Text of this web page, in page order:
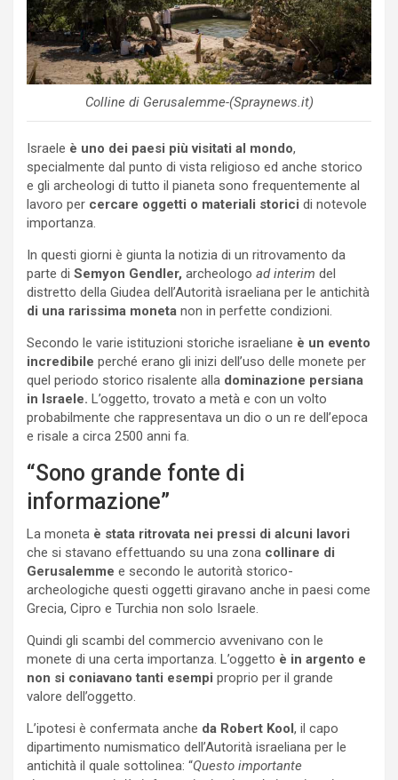
Colline di Gerusalemme-(Spraynews.it)
Israele è uno dei paesi più visitati al mondo,
specialmente dal punto di vista religioso ed anche storico
e gli archeologi di tutto il pianeta sono frequentemente al
lavoro per cercare oggetti o materiali storici di notevole
importanza.
In questi giorni è giunta la notizia di un ritrovamento da
parte di Semyon Gendler, archeologo ad interim del
distretto della Giudea dell’Autorità israeliana per le antichità
di una rarissima moneta non in perfette condizioni.
Secondo le varie istituzioni storiche israeliane è un evento
incredibile perché erano gli inizi dell’uso delle monete per
quel periodo storico risalente alla dominazione persiana
in Israele. L’oggetto, trovato a metà e con un volto
probabilmente che rappresentava un dio o un re dell’epoca
e risale a circa 2500 anni fa.
“Sono grande fonte di
informazione”
La moneta è stata ritrovata nei pressi di alcuni lavori
che si stavano effettuando su una zona collinare di
Gerusalemme e secondo le autorità storico-
archeologiche questi oggetti giravano anche in paesi come
Grecia, Cipro e Turchia non solo Israele.
Quindi gli scambi del commercio avvenivano con le
monete di una certa importanza. L’oggetto è in argento e
non si coniavano tanti esempi proprio per il grande
valore dell’oggetto.
L’ipotesi è confermata anche da Robert Kool, il capo
dipartimento numismatico dell’Autorità israeliana per le
antichità il quale sottolinea: “Questo importante